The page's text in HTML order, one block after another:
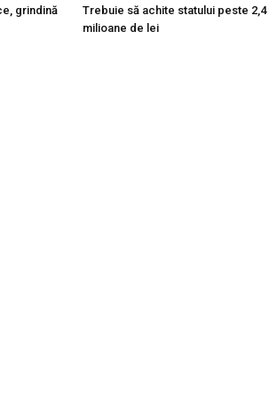
grindină
Trebuie să achite statului peste 2,4
milioane de lei